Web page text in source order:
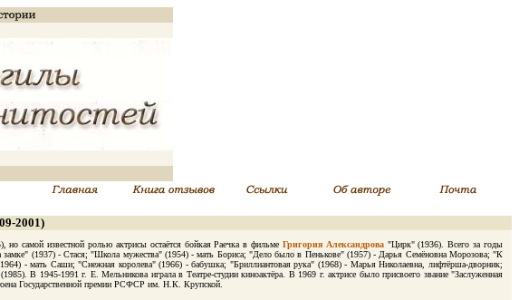
2001)
самой известной ролью актрисы остаётся бойкая Раечка в фильме Григория Александрова"Цирк" (1936). Всего за годы
(1937) - Стася; "Школа мужества" (1954) - мать Бориса; "Дело было в Пенькове" (1957) - Дарья Семёновна Морозова; "К
- мать Саши; "Снежная королева" (1966) - бабушка; "Бриллиантовая рука" (1968) - Марья Николаевна, лифтёрша-дворник;
В 1945-1991 г. Е. Мельникова играла в Театре-студии киноактёра. В 1969 г. актрисе было присвоего звание "Заслуженная
Государственной премии РСФСР им. Н.К. Крупской.